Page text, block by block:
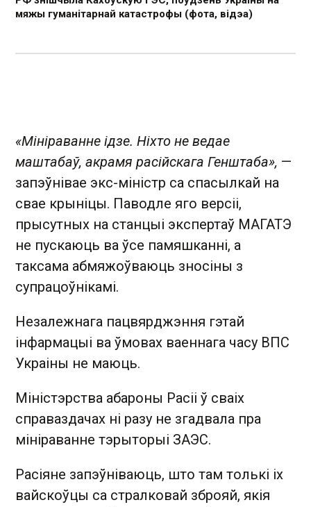
мяжы гуманітарнай катастрофы (фота, відэа)
«Мініраванне ідзе. Ніхто не ведае
маштабаў, акрамя расійскага Генштаба», —
запэўнівае экс-міністр са спасылкай на
свае крыніцы. Паводле яго версіі,
прысутных на станцыі экспертаў МАГАТЭ
не пускаюць ва ўсе памяшканні, а
таксама абмяжоўваюць зносіны з
супрацоўнікамі.
Незалежнага пацвярджэння гэтай
інфармацыі ва ўмовах ваеннага часу ВПС
Украіны не маюць.
Міністэрства абароны Расіі ў сваіх
справаздачах ні разу не згадвала пра
мініраванне тэрыторыі ЗАЭС.
Расіяне запэўніваюць, што там толькі іх
вайскоўцы са стралковай зброяй, якія